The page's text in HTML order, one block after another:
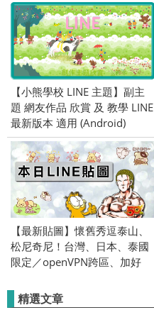
【小熊學校 LINE 主題】副主
題 網友作品 欣賞 及 教學 LINE
最新版本 適用 (Android)
【最新貼圖】懷舊秀逗泰山、
松尼奇尼！台灣、日本、泰國
限定／openVPN跨區、加好
精選文章